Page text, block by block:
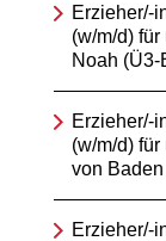
Erzieher/-
(w/m/d)
Noah (Ü3-
Erzieher/-
(w/m/d)
von
Erzieher/-